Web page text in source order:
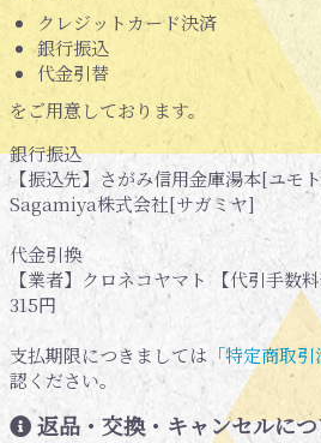
クレジットカード決済
銀行振込
代金引替
をご用意しております。
銀行振込
【振込先】さがみ信用金庫湯本[ユモ
Sagamiya株式会社[サガミヤ]
代金引換
【業者】クロネコヤマト 【代引手数
315円
支払期限につきましては 「特定商取引
認ください。
返品・交換・キャンセルに